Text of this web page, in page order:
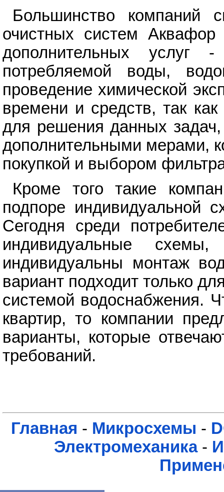
Большинство компаний
очистных систем
дополнительных услуг
потребляемой воды,
проведение химической
времени и средств, так
для решения данных
дополнительными мерами,
покупкой и выбором
Кроме того такие
подпоре индивидуальной
Сегодня среди
индивидуальные
индивидуальны монтаж
вариант подходит только
системой водоснабжения.
квартир, то компании
варианты, которые
требований.
Главная - Микросхемы -
Электромеханика-